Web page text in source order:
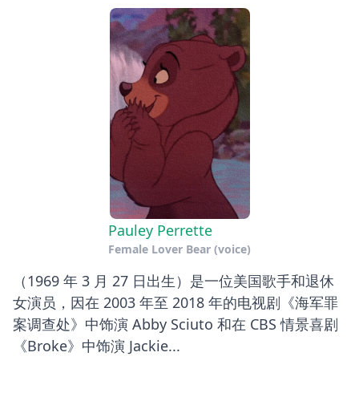
Pauley Perrette
Female Lover Bear (voice)
（1969 年 3 月 27 日出生）是一位美国歌手和退休
女演员，因在 2003 年至 2018 年的电视剧《海军罪
案调查处》中饰演 Abby Sciuto 和在 CBS 情景喜剧
《Broke》中饰演 Jackie...